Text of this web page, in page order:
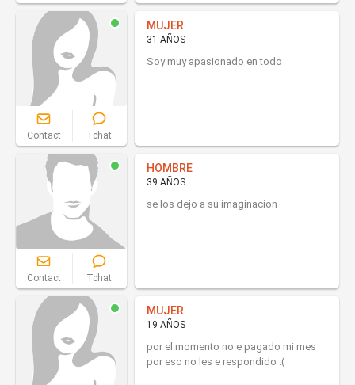
Contact Tchat
MUJER
31 AÑOS
Soy muy apasionado en todo
Contact Tchat
HOMBRE
39 AÑOS
se los dejo a su imaginacion
MUJER
19 AÑOS
por el momento no e pagado mi mes
por eso no les e respondido :(